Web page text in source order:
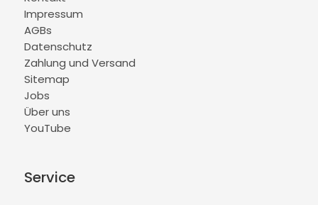
Impressum
AGBs
Datenschutz
Zahlung und Versand
Sitemap
Jobs
Über uns
YouTube
Service